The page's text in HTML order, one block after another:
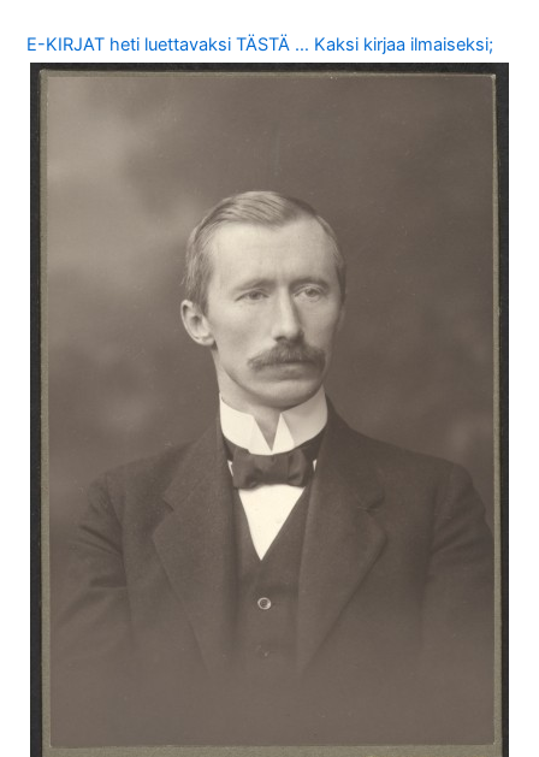
E-KIRJAT heti luettavaksi TÄSTÄ … Kaksi kirjaa ilmaiseksi;